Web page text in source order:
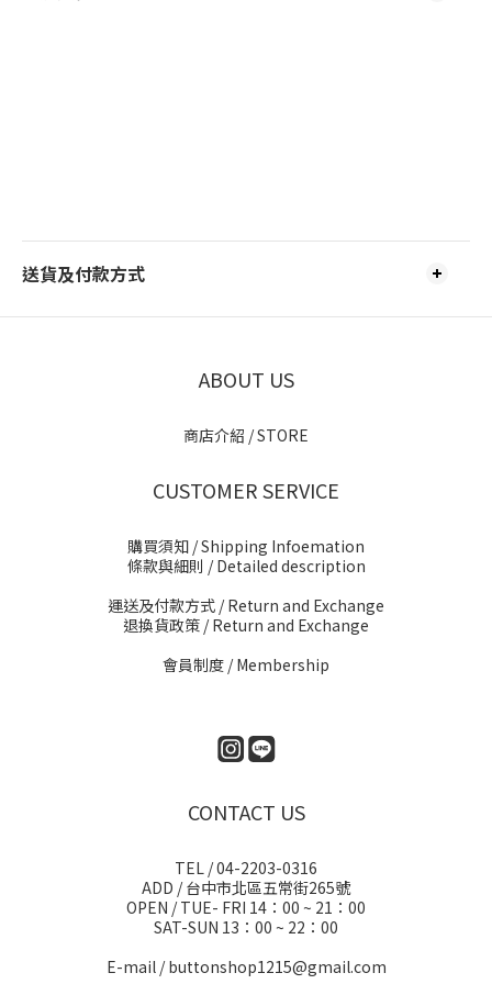
送貨及付款方式
ABOUT US
商店介紹 / STORE
CUSTOMER SERVICE
購買須知 / Shipping Infoemation
條款與細則 / Detailed description
運送及付款方式 / Return and Exchange
退換貨政策 / Return and Exchange
會員制度 / Membership
CONTACT US
TEL / 04-2203-0316
ADD / 台中市北區五常街265號
OPEN / TUE- FRI 14：00 ~ 21：00
SAT-SUN 13：00 ~ 22：00
E-mail / buttonshop1215@gmail.com